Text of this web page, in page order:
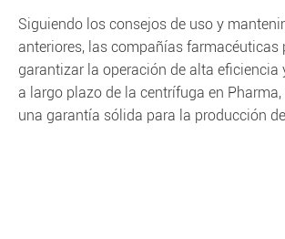
Siguiendo los consejos de uso y
anteriores, las compañías farmacéuticas
garantizar la operación de alta eficiencia
a largo plazo de la centrífuga en
una garantía sólida para la producción